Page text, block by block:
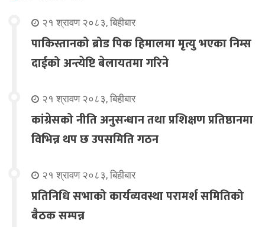
२१ श्रावण २०८३, बिहीबार
पाकिस्तानको ब्रोड पिक हिमालमा मृत्यु भएका निम्स
दाईको अन्त्येष्टि बेलायतमा गरिने
२१ श्रावण २०८३, बिहीबार
कांग्रेसको नीति अनुसन्धान तथा प्रशिक्षण प्रतिष्ठानमा
विभिन्न थप छ उपसमिति गठन
२१ श्रावण २०८३, बिहीबार
प्रतिनिधि सभाको कार्यव्यवस्था परामर्श समितिको
बैठक सम्पन्न